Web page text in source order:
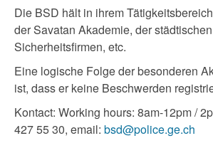
Die BSD hält in ihrem
der Savatan Akademie, der
Sicherheitsfirmen, etc.
Eine logische Folge der besonderen
ist, dass er keine Beschwerden
Kontact: Working hours: 8am-12pm /
427 55 30, email: bsd@police.ge.ch